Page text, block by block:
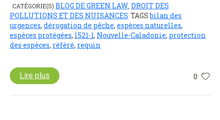
CATÉGORIE(S) BLOG DE GREEN LAW DROIT DES
POLLUTIONS ET DES NUISANCES TAGSbilan des
urgences, dérogation de pêche, espèces naturelles,
espèces protégées, l521-1, Nouvelle-Caladonie, protection
des espèces, référé, requin
0
Lire plus